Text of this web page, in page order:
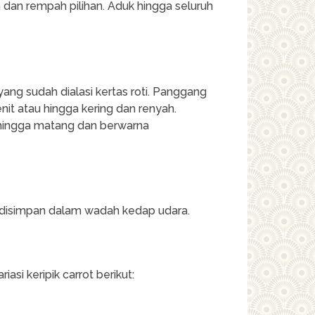
rempah pilihan. Aduk hingga seluruh
sudah dialasi kertas roti. Panggang
atau hingga kering dan renyah.
matang dan berwarna
dalam wadah kedap udara.
keripik carrot berikut: